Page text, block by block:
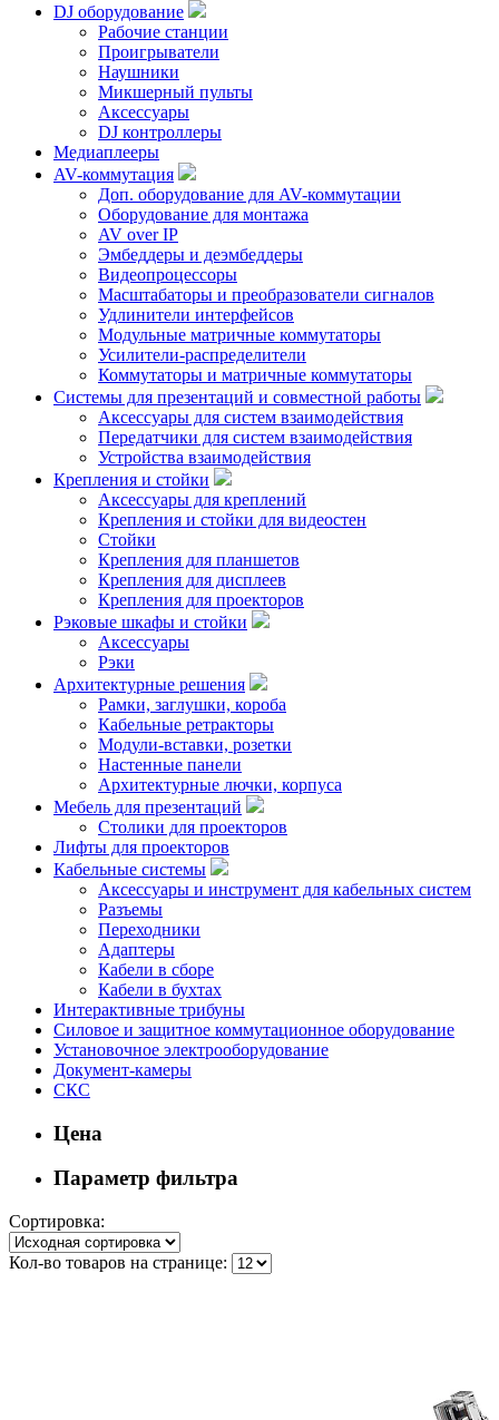
DJ оборудование
Рабочие станции
Проигрыватели
Наушники
Микшерный пульты
Аксессуары
DJ контроллеры
Медиаплееры
AV-коммутация
Доп. оборудование для AV-коммутации
Оборудование для монтажа
AV over IP
Эмбеддеры и деэмбеддеры
Видеопроцессоры
Масштабаторы и преобразователи сигналов
Удлинители интерфейсов
Модульные матричные коммутаторы
Усилители-распределители
Коммутаторы и матричные коммутаторы
Системы для презентаций и совместной работы
Аксессуары для систем взаимодействия
Передатчики для систем взаимодействия
Устройства взаимодействия
Крепления и стойки
Аксессуары для креплений
Крепления и стойки для видеостен
Стойки
Крепления для планшетов
Крепления для дисплеев
Крепления для проекторов
Рэковые шкафы и стойки
Аксессуары
Рэки
Архитектурные решения
Рамки, заглушки, короба
Кабельные ретракторы
Модули-вставки, розетки
Настенные панели
Архитектурные лючки, корпуса
Мебель для презентаций
Столики для проекторов
Лифты для проекторов
Кабельные системы
Аксессуары и инструмент для кабельных систем
Разъемы
Переходники
Адаптеры
Кабели в сборе
Кабели в бухтах
Интерактивные трибуны
Силовое и защитное коммутационное оборудование
Установочное электрооборудование
Документ-камеры
СКС
Цена
Параметр фильтра
Сортировка:
Кол-во товаров на странице: